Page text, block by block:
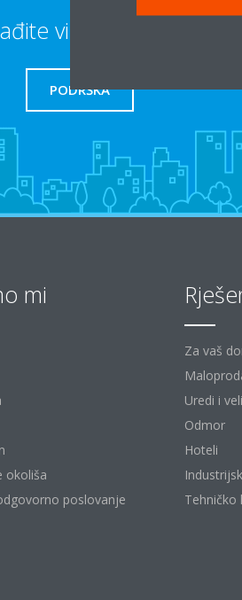
više informacija
PODRŠKA
mi
okoliša
poslovanje
Za vaš
Uredi i
Odmor
Hoteli
Tehničko